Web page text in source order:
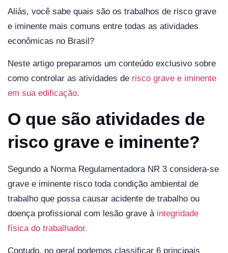
Aliás, você sabe quais são os trabalhos de risco grave
e iminente mais comuns entre todas as atividades
econômicas no Brasil?
Neste artigo preparamos um conteúdo exclusivo sobre
como controlar as atividades de risco grave e iminente
em sua edificação.
O que são atividades de
risco grave e iminente?
Segundo a Norma Regulamentadora NR 3 considera-se
grave e iminente risco toda condição ambiental de
trabalho que possa causar acidente de trabalho ou
doença profissional com lesão grave à integridade
física do trabalhador.
Contudo, no geral podemos classificar 6 principais